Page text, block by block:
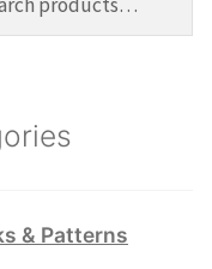
& Patterns